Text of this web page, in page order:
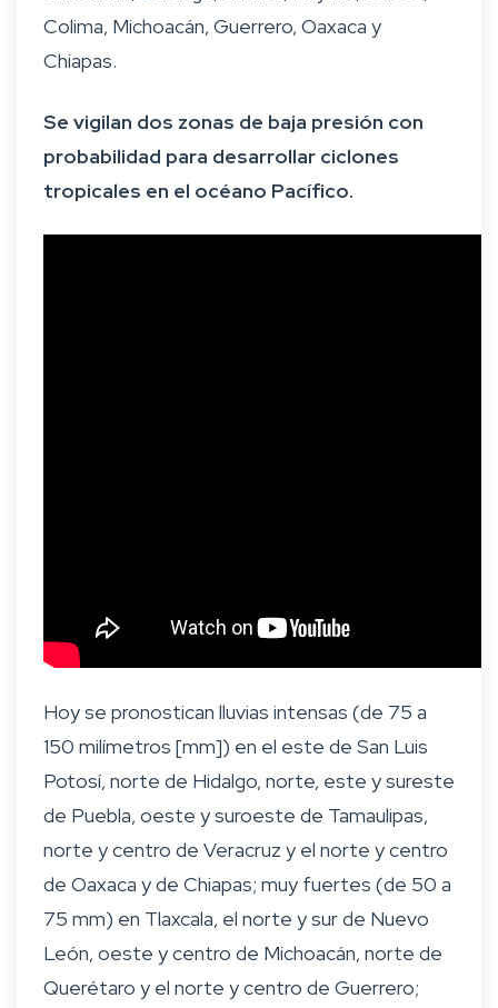
Colima, Michoacán, Guerrero, Oaxaca y
Chiapas.
Se vigilan dos zonas de baja presión con
probabilidad para desarrollar ciclones
tropicales en el océano Pacífico.
Hoy se pronostican lluvias intensas (de 75 a
150 milímetros [mm]) en el este de San Luis
Potosí, norte de Hidalgo, norte, este y sureste
de Puebla, oeste y suroeste de Tamaulipas,
norte y centro de Veracruz y el norte y centro
de Oaxaca y de Chiapas; muy fuertes (de 50 a
75 mm) en Tlaxcala, el norte y sur de Nuevo
León, oeste y centro de Michoacán, norte de
Querétaro y el norte y centro de Guerrero;